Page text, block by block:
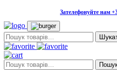
Зателефонуйте нам
Пошук:
Пошук: